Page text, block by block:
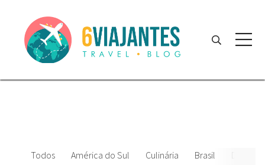
Todos América do Sul Culinária Brasil